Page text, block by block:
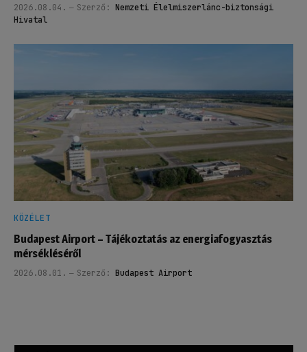
2026.08.04. Szerző: Nemzeti Élelmiszerlánc-biztonsági
Hivatal
KÖZÉLET
Budapest Airport – Tájékoztatás az energiafogyasztás
mérsékléséről
2026.08.01. Szerző: Budapest Airport